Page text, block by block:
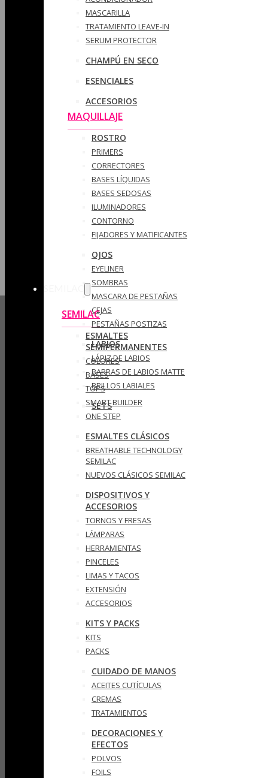
MASCARILLA
TRATAMIENTO LEAVE-IN
SERUM PROTECTOR
CHAMPÚ EN SECO
ESENCIALES
ACCESORIOS
MAQUILLAJE
ROSTRO
PRIMERS
CORRECTORES
BASES LÍQUIDAS
BASES SEDOSAS
ILUMINADORES
CONTORNO
FIJADORES Y MATIFICANTES
OJOS
EYELINER
SOMBRAS
MASCARA DE PESTAÑAS
CEJAS
PESTAÑAS POSTIZAS
LABIOS
LÁPIZ DE LABIOS
BARRAS DE LABIOS MATTE
BRILLOS LABIALES
SETS
SEMILAC
ESMALTES
SEMIPERMANENTES
COLORES
BASES
TOPS
SMART BUILDER
ONE STEP
ESMALTES CLÁSICOS
BREATHABLE TECHNOLOGY
SEMILAC
NUEVOS CLÁSICOS SEMILAC
DISPOSITIVOS Y
ACCESORIOS
TORNOS Y FRESAS
LÁMPARAS
HERRAMIENTAS
PINCELES
LIMAS Y TACOS
EXTENSIÓN
ACCESORIOS
KITS Y PACKS
KITS
PACKS
CUIDADO DE MANOS
ACEITES CUTÍCULAS
CREMAS
TRATAMIENTOS
DECORACIONES Y
EFECTOS
POLVOS
FOILS